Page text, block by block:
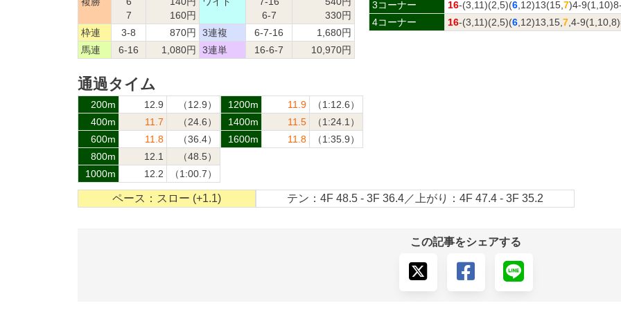
7
160円
6-7
330円
枠連
3-8 870円 3連複 6-7-16
1,680円
馬連
6-16 1,080円 3連単 16-6-7 10,970円
3コーナー
16-(3,11)(2,5)(6 ,12)13(15, 7)4-9(1,10)8-
4コーナー
16-(3,11)(2,5)(6 ,12)13,15, 7 ,4-
通過タイム
200m 12.9
（12.9）
400m
11.7
（24.6）
600m
11.8
（36.4）
800m
12.1
（48.5）
1000m
12.2 （1:00.7）
1200m 11.9
（1:12.6）
1400m
11.5
（1:24.1）
1600m
11.8 （1:35.9）
ペース：スロー (+1.1) テン：4F 48.5 - 3F 36.4／上がり：4F 47.4 - 3F 35.2
この記事をシェアする